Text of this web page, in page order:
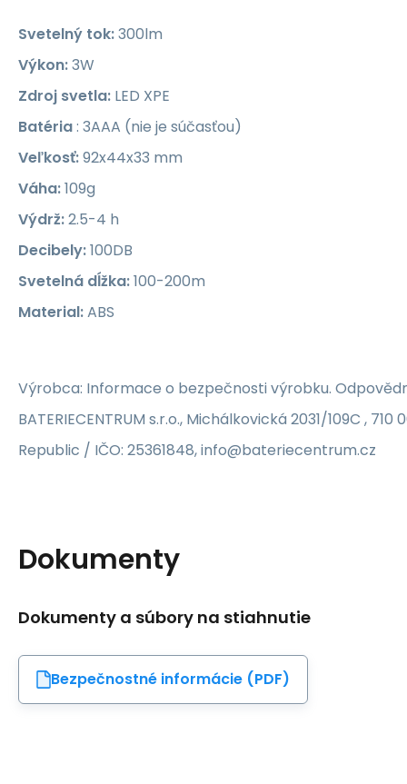
Svetelný tok:300lm
Výkon:3W
Zdroj svetla: LED XPE
Batéria: 3AAA (nie je súčasťou)
Veľkosť:92x44x33 mm
Váha:109g
Výdrž:2.5-4 h
Decibely:100DB
Svetelná dĺžka:100-200m
Material:ABS
Výrobca: Informace o bezpečnosti výrobku.
BATERIECENTRUM s.r.o., Michálkovická 2031/109C ,
Republic / IČO: 25361848, info@bateriecentrum.cz
Dokumenty
Dokumenty a súbory na stiahnutie
Bezpečnostné informácie (PDF)